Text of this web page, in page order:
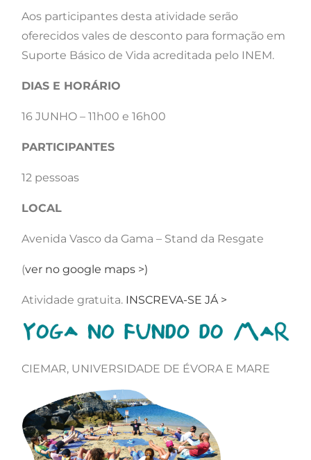
Aos participantes desta atividade serão
oferecidos vales de desconto para formação em
Suporte Básico de Vida acreditada pelo INEM.
DIAS E HORÁRIO
16 JUNHO – 11h00 e 16h00
PARTICIPANTES
12 pessoas
LOCAL
Avenida Vasco da Gama – Stand da Resgate
(ver no google maps >)
Atividade gratuita. INSCREVA-SE JÁ >
CIEMAR, UNIVERSIDADE DE ÉVORA E MARE